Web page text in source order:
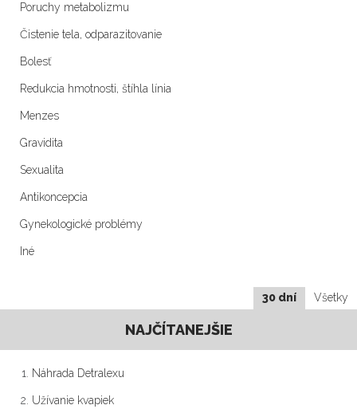
Poruchy metabolizmu
Čistenie tela, odparazitovanie
Bolesť
Redukcia hmotnosti, štíhla línia
Menzes
Gravidita
Sexualita
Antikoncepcia
Gynekologické problémy
Iné
30 dní Všetky
NAJČÍTANEJŠIE
Náhrada Detralexu
Užívanie kvapiek